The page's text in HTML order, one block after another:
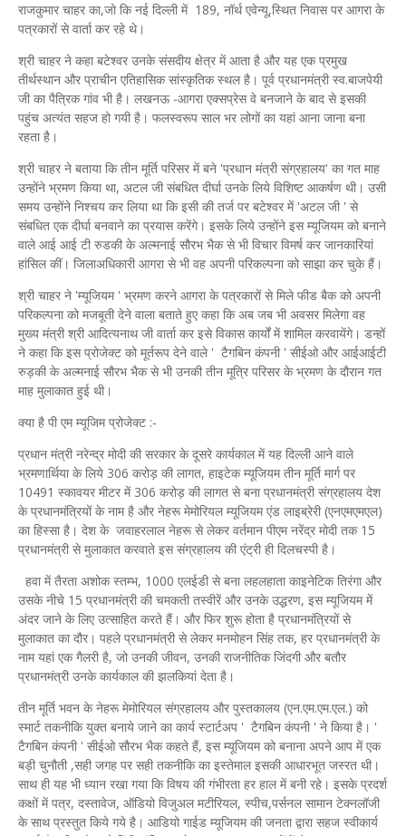
राजकुमार चाहर का,जो कि नई दिल्‍ली में 189, नॉर्थ एवेन्‍यू,स्‍थित निवास पर आगरा के
पत्रकारों से वार्ता कर रहे थे।
श्री चाहर ने कहा बटेश्‍वर उनके संसदीय क्षेत्र में आता है और यह एक प्रमुख
तीर्थस्‍थान और प्राचीन एतिहासिक सांस्‍कृतिक स्‍थल है। पूर्व प्रधानमंत्री स्‍व.बाजपेयी
जी का पैत्रिक गांव भी है। लखनऊ -आगरा एक्‍सप्रेस वे बनजाने के बाद से इसकी
पहुंच अत्‍यंत सहज हो गयी है। फलस्‍वरूप साल भर लोगों का यहां आना जाना बना
रहता है।
श्री चाहर ने बताया कि तीन मूर्ति परिसर में बने 'प्रधान मंत्री संग्रहालय' का गत माह
उन्‍होंने भ्रमण किया था, अटल जी संबधित दीर्घा उनके लिये विशिष्‍ट आकर्षण थी। उसी
समय उन्‍होंने निश्‍चय कर लिया था कि इसी की तर्ज पर बटेश्‍वर में 'अटल जी ' से
संबधित एक दीर्घा बनवाने का प्रयास करेंगे। इसके लिये उन्‍होंने इस म्‍यूजियम को बनाने
वाले आई आई टी रुडकी के अल्मनाई सौरभ भैक से भी विचार विमर्ष कर जानकारियां
हांसिल कीं। जिलाअधिकारी आगरा से भी वह अपनी परिकल्‍पना को साझा कर चुके हैं।
श्री चाहर ने 'म्‍यूजियम ' भ्रमण करने आगरा के पत्रकारों से मिले फीड बैक को अपनी
परिकल्‍पना को मजबूती देने वाला बताते हुए कहा कि अब जब भी अवसर मिलेगा वह
मुख्‍य मंत्री श्री आदित्‍यनाथ जी वार्ता कर इसे विकास कार्यों में शामिल करवायेंगे। डन्‍हों
ने कहा कि इस प्रोजेक्‍ट को मूर्तरूप देने वाले ' टैगबिन कंपनी ' सीईओ और आईआईटी
रुड़की के अल्मनाई सौरभ भैक से भी उनकी तीन मूत्रि परिसर के भ्रमण के दौरान गत
माह मुलाकात हुई थी।
क्‍या है पी एम म्‍यूजिम प्रोजेक्‍ट :-
प्रधान मंत्री नरेन्‍द्र मोदी की सरकार के दूसरे कार्यकाल में यह दिल्‍ली आने वाले
भ्रमणार्थिया के लिये 306 करोड़ की लागत, हाइटेक म्यूजियम तीन मूर्ति मार्ग पर
10491 स्कावयर मीटर में 306 करोड़ की लागत से बना प्रधानमंत्री संग्रहालय देश
के प्रधानमंत्रियों के नाम है और नेहरू मेमोरियल म्यूजियम एंड लाइब्रेरी (एनएमएमएल)
का हिस्सा है। देश के जवाहरलाल नेहरू से लेकर वर्तमान पीएम नरेंद्र मोदी तक 15
प्रधानमंत्री से मुलाकात करवाते इस संग्रहालय की एंट्री ही दिलचस्पी है।
हवा में तैरता अशोक स्तम्भ, 1000 एलईडी से बना लहलहाता काइनेटिक तिरंगा और
उसके नीचे 15 प्रधानमंत्री की चमकती तस्वीरें और उनके उद्धरण, इस म्यूजियम में
अंदर जाने के लिए उत्साहित करते हैं। और फिर शुरू होता है प्रधानमंत्रियों से
मुलाकात का दौर। पहले प्रधानमंत्री से लेकर मनमोहन सिंह तक, हर प्रधानमंत्री के
नाम यहां एक गैलरी है, जो उनकी जीवन, उनकी राजनीतिक जिंदगी और बतौर
प्रधानमंत्री उनके कार्यकाल की झलकियां देता है।
तीन मूर्ति भवन के नेहरू मेमोरियल संग्रहालय और पुस्तकालय (एन.एम.एम.एल.) को
स्‍मार्ट तकनीकि युक्‍त बनाये जाने का कार्य स्टार्टअप ' टैगबिन कंपनी ' ने किया है। '
टैगबिन कंपनी ' सीईओ सौरभ भैक कहते हैं, इस म्यूजियम को बनाना अपने आप में एक
बड़ी चुनौती ,सही जगह पर सही तकनीकि का इस्‍तेमाल इसकी आधारभूत जस्‍रत थी।
साथ ही यह भी ध्‍यान रखा गया कि विषय की गंभीरता हर हाल में बनी रहे। इसके प्रदर्श
कक्षों में पत्र, दस्तावेज, ऑडियो विजुअल मटीरियल, स्पीच,पर्सनल सामान टेक्नलॉजी
के साथ प्रस्‍तुत किये गये है। आडियो गाईड म्‍यूजियम की जनता द्वारा सहज स्‍वीकार्य